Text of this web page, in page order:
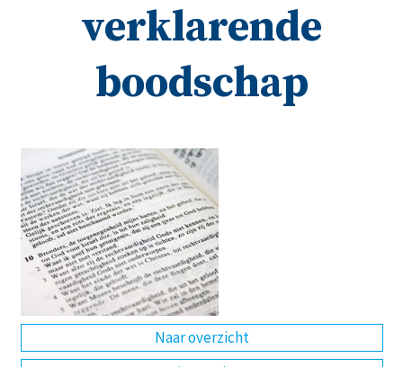
verklarende
boodschap
Naar overzicht
Jongerenwerk
Het Studiehuis (cursus)
Webshop
Over ons
DE EN